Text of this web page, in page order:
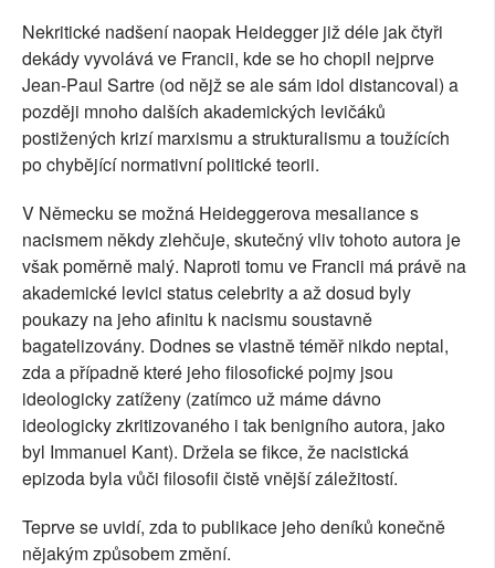
Nekritické nadšení naopak Heidegger již déle jak čtyři
dekády vyvolává ve Francii, kde se ho chopil nejprve
Jean-Paul Sartre (od nějž se ale sám idol distancoval) a
později mnoho dalších akademických levičáků
postižených krizí marxismu a strukturalismu a toužících
po chybějící normativní politické teorii.
V Německu se možná Heideggerova mesaliance s
nacismem někdy zlehčuje, skutečný vliv tohoto autora je
však poměrně malý. Naproti tomu ve Francii má právě na
akademické levici status celebrity a až dosud byly
poukazy na jeho afinitu k nacismu soustavně
bagatelizovány. Dodnes se vlastně téměř nikdo neptal,
zda a případně které jeho filosofické pojmy jsou
ideologicky zatíženy (zatímco už máme dávno
ideologicky zkritizovaného i tak benigního autora, jako
byl Immanuel Kant). Držela se fikce, že nacistická
epizoda byla vůči filosofii čistě vnější záležitostí.
Teprve se uvidí, zda to publikace jeho deníků konečně
nějakým způsobem změní.